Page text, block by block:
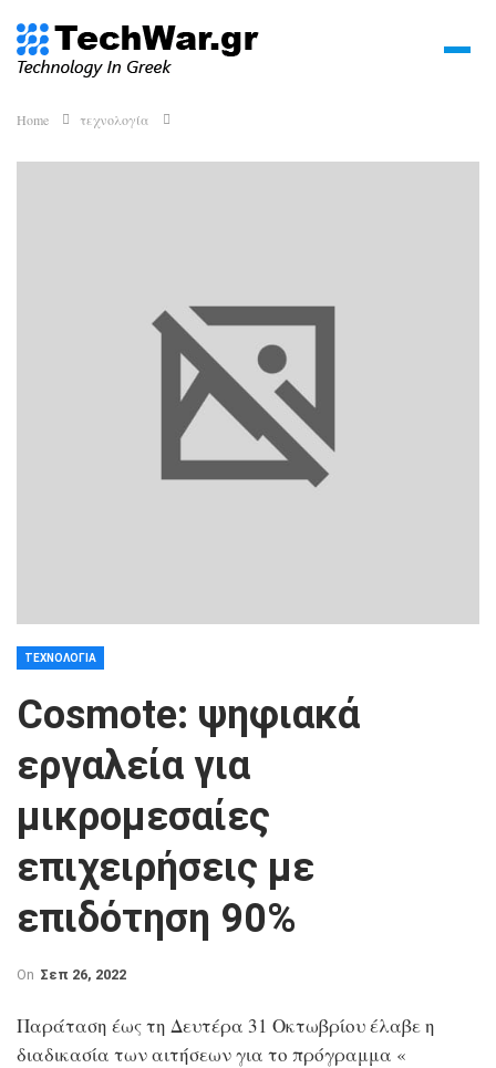
Home τεχνολογία
ΤΕΧΝΟΛΟΓΊΑ
Cosmote: ψηφιακά
εργαλεία για
μικρομεσαίες
επιχειρήσεις με
επιδότηση 90%
On Σεπ 26, 2022
Παράταση έως τη Δευτέρα 31 Οκτωβρίου έλαβε η
διαδικασία των αιτήσεων για το πρόγραμμα «